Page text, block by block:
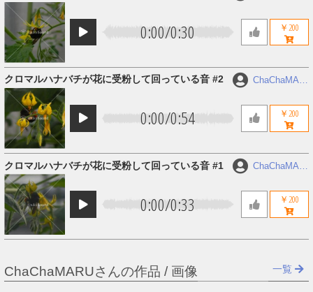
0:00/0:30 ￥200
0:00/0:54
クロマルハナバチが花に受粉して回っている音 #2
ChaChaMAR
￥200
0:00/0:33
クロマルハナバチが花に受粉して回っている音 #1
ChaChaMAR
￥200
ChaChaMARUさんの作品 / 画像 一覧